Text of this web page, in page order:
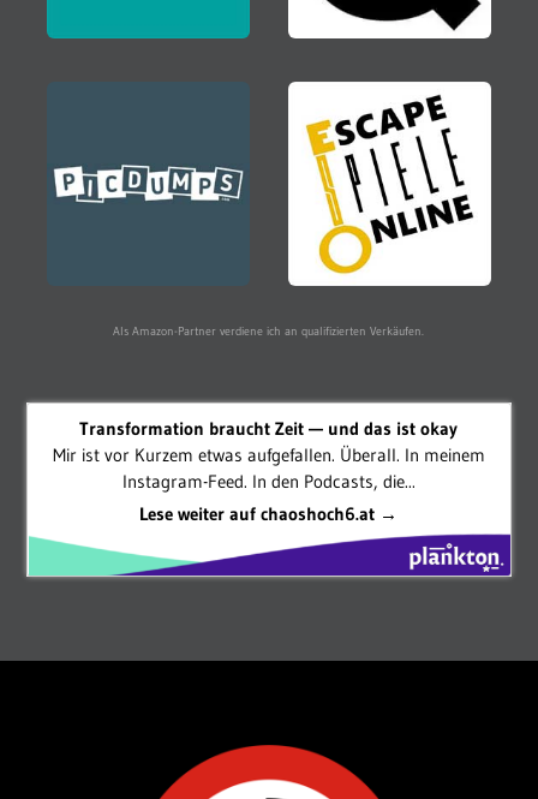
Als Amazon-Partner verdiene ich an qualifizierten Verkäufen.
Transformation braucht Zeit — und das ist okay
Mir ist vor Kurzem etwas aufgefallen. Überall. In meinem
Instagram-Feed. In den Podcasts, die...
Lese weiter auf chaoshoch6.at →